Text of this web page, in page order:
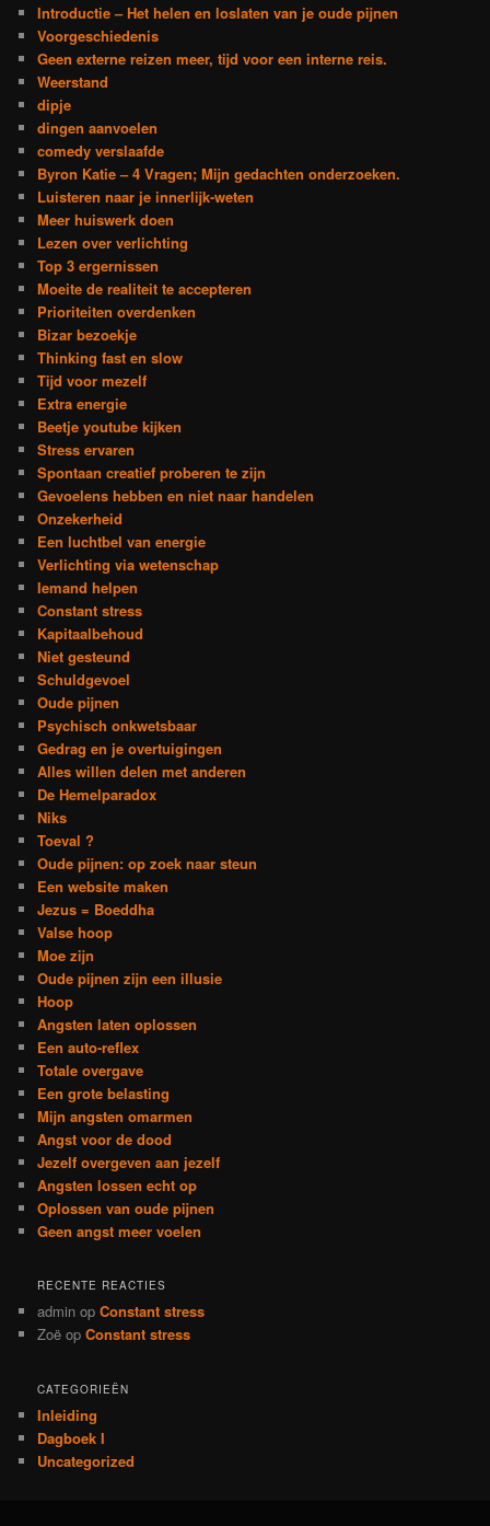
n
Introductie – Het helen en loslaten van je oude pijnen
Voorgeschiedenis
Geen externe reizen meer, tijd voor een interne reis.
Weerstand
dipje
dingen aanvoelen
comedy verslaafde
Byron Katie – 4 Vragen; Mijn gedachten onderzoeken.
Luisteren naar je innerlijk-weten
Meer huiswerk doen
Lezen over verlichting
Top 3 ergernissen
Moeite de realiteit te accepteren
Prioriteiten overdenken
Bizar bezoekje
Thinking fast en slow
Tijd voor mezelf
Extra energie
Beetje youtube kijken
Stress ervaren
Spontaan creatief proberen te zijn
Gevoelens hebben en niet naar handelen
Onzekerheid
Een luchtbel van energie
Verlichting via wetenschap
Iemand helpen
Constant stress
Kapitaalbehoud
Niet gesteund
Schuldgevoel
Oude pijnen
Psychisch onkwetsbaar
Gedrag en je overtuigingen
Alles willen delen met anderen
De Hemelparadox
Niks
Toeval ?
Oude pijnen: op zoek naar steun
Een website maken
Jezus = Boeddha
Valse hoop
Moe zijn
Oude pijnen zijn een illusie
Hoop
Angsten laten oplossen
Een auto-reflex
Totale overgave
Een grote belasting
Mijn angsten omarmen
Angst voor de dood
Jezelf overgeven aan jezelf
Angsten lossen echt op
Oplossen van oude pijnen
Geen angst meer voelen
RECENTE REACTIES
admin opConstant stress
Zoë opConstant stress
CATEGORIEËN
Inleiding
Dagboek I
Uncategorized